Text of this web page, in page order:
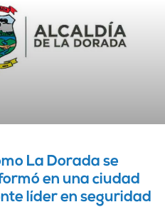
La Dorada se
en una ciudad
líder en seguridad